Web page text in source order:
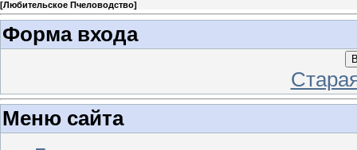
[Любительское Пчеловодство]
Форма входа
Меню сайта